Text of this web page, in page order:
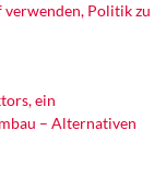
verwenden, Politik zu
ein
– Alternativen